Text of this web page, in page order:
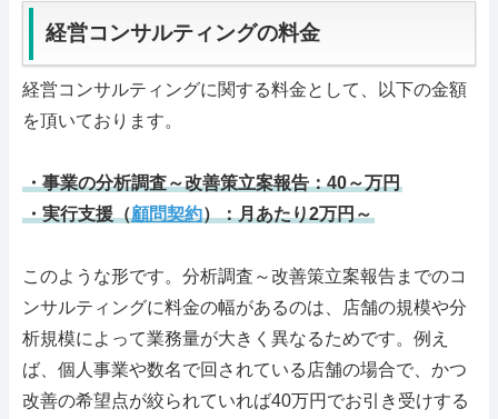
経営コンサルティングの料金
経営コンサルティングに関する料金として、以下の金額
を頂いております。
・事業の分析調査～改善策立案報告：40～万円
・実行支援（顧問契約）：月あたり2万円～
このような形です。分析調査～改善策立案報告までのコ
ンサルティングに料金の幅があるのは、店舗の規模や分
析規模によって業務量が大きく異なるためです。例え
ば、個人事業や数名で回されている店舗の場合で、かつ
改善の希望点が絞られていれば40万円でお引き受けする